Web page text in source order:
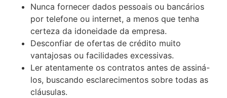
Nunca fornecer dados pessoais ou bancários
por telefone ou internet, a menos que tenha
certeza da idoneidade da empresa.
Desconfiar de ofertas de crédito muito
vantajosas ou facilidades excessivas.
Ler atentamente os contratos antes de assiná-
los, buscando esclarecimentos sobre todas as
cláusulas.